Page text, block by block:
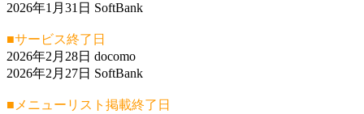
2026年1月31日 SoftBank
■サービス終了日
2026年2月28日 docomo
2026年2月27日 SoftBank
■メニューリスト掲載終了日